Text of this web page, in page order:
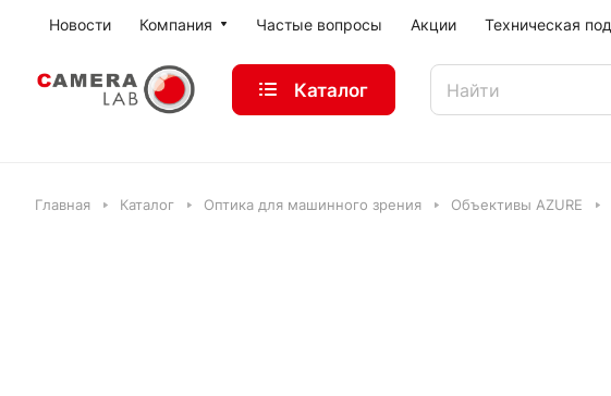
Новости Компания Частые вопросы Акции Техническая
Каталог
Главная Каталог Оптика для машинного зрения Объективы AZURE